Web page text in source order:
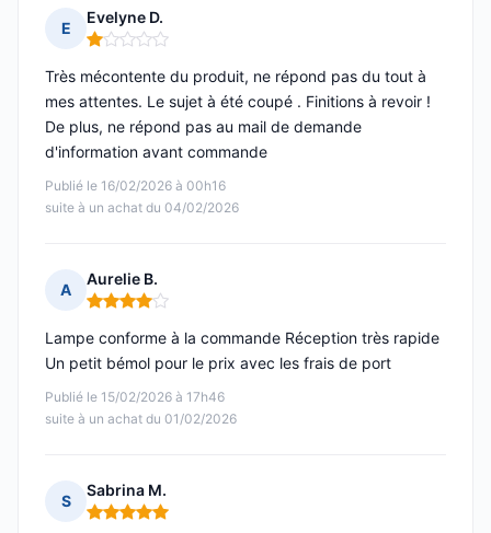
E
Evelyne D.
Note : 1 sur 5
Publié le 16/02/2026 à 00h16
suite à un achat du 04/02/2026
Très mécontente du produit, ne répond pas du tout à
mes attentes. Le sujet à été coupé . Finitions à revoir !
De plus, ne répond pas au mail de demande
d'information avant commande
A
Aurelie B.
Note : 4 sur 5
Publié le 15/02/2026 à 17h46
suite à un achat du 01/02/2026
Lampe conforme à la commande Réception très rapide
Un petit bémol pour le prix avec les frais de port
S
Sabrina M.
Note : 5 sur 5